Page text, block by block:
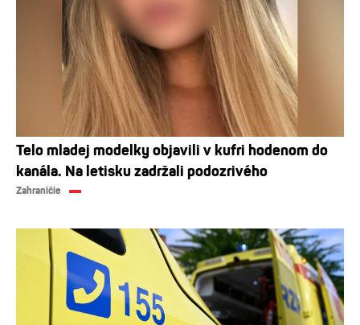
Telo mladej modelky objavili v kufri hodenom do
kanála. Na letisku zadržali podozrivého
Zahraničie